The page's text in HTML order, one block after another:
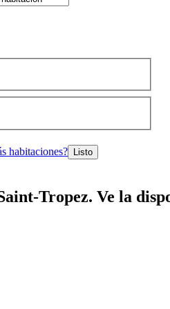
habitaciones? Listo
Tropez. Ve la